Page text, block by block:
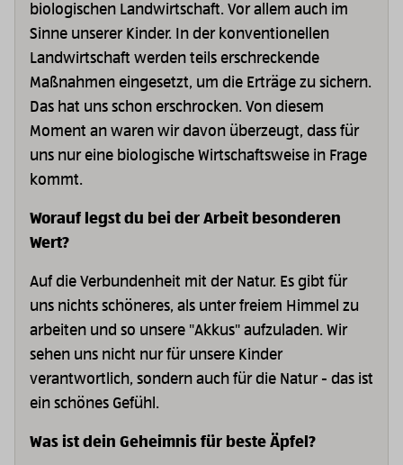
biologischen Landwirtschaft. Vor allem auch im
Sinne unserer Kinder. In der konventionellen
Landwirtschaft werden teils erschreckende
Maßnahmen eingesetzt, um die Erträge zu sichern.
Das hat uns schon erschrocken. Von diesem
Moment an waren wir davon überzeugt, dass für
uns nur eine biologische Wirtschaftsweise in Frage
kommt.
Worauf legst du bei der Arbeit besonderen
Wert?
Auf die Verbundenheit mit der Natur. Es gibt für
uns nichts schöneres, als unter freiem Himmel zu
arbeiten und so unsere "Akkus" aufzuladen. Wir
sehen uns nicht nur für unsere Kinder
verantwortlich, sondern auch für die Natur - das ist
ein schönes Gefühl.
Was ist dein Geheimnis für beste Äpfel?